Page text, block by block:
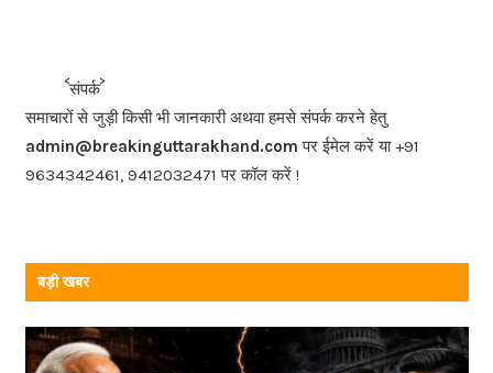
b
o
o
k
संपर्क
समाचारों से जुड़ी किसी भी जानकारी अथवा हमसे संपर्क करने हेतु
admin@breakinguttarakhand.com पर ईमेल करें या +91
9634342461, 9412032471 पर कॉल करें !
बड़ी खबर